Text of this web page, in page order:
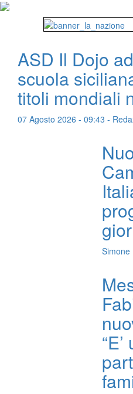
ASD Il Dojo
scuola
titoli mondiali
07 Agosto 2026 - 09:43 -
Simone